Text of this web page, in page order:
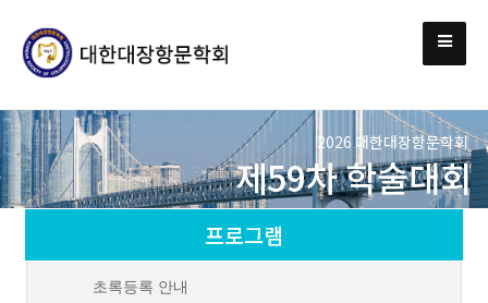
2026 대한대장항문학회
제59차 학술대회
프로그램
초록등록 안내